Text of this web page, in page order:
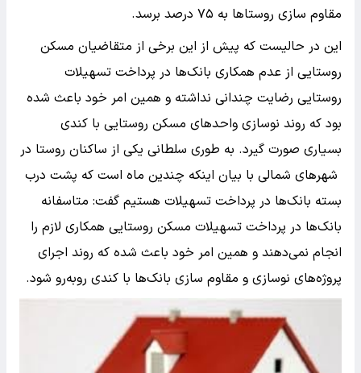
مقاوم سازی روستا‌ها به ۷۵ درصد برسد.
این در حالیست که پیش از این برخی از متقاضیان مسکن
روستایی از عدم همکاری بانک‌ها در پرداخت تسهیلات
روستایی رضایت چندانی نداشته و همین امر خود باعث شده
بود که روند نوسازی واحد‌های مسکن روستایی با کندی
بسیاری صورت گیرد. به طوری سلطانی یکی از ساکنان روستا در
شهر‌های شمالی با بیان اینکه چندین ماه است که پشت درب
بسته بانک‌ها در پرداخت تسهیلات هستیم گفت: متاسفانه
بانک‌ها در پرداخت تسهیلات مسکن روستایی همکاری لازم را
انجام نمی‌دهند و همین امر خود باعث شده که روند اجرای
پروژه‌های نوسازی و مقاوم سازی بانک‌ها با کندی رو‌به‌رو شود.